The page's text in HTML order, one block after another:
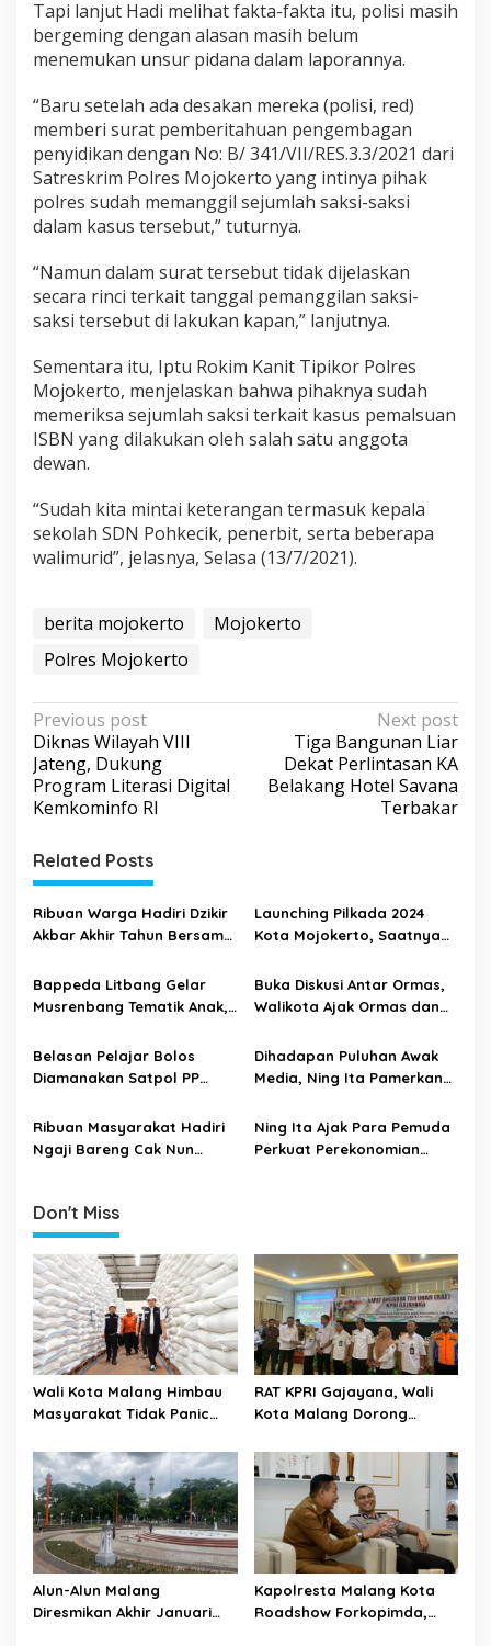
Tapi lanjut Hadi melihat fakta-fakta itu, polisi masih
bergeming dengan alasan masih belum
menemukan unsur pidana dalam laporannya.
“Baru setelah ada desakan mereka (polisi, red)
memberi surat pemberitahuan pengembagan
penyidikan dengan No: B/ 341/VII/RES.3.3/2021 dari
Satreskrim Polres Mojokerto yang intinya pihak
polres sudah memanggil sejumlah saksi-saksi
dalam kasus tersebut,” tuturnya.
“Namun dalam surat tersebut tidak dijelaskan
secara rinci terkait tanggal pemanggilan saksi-
saksi tersebut di lakukan kapan,” lanjutnya.
Sementara itu, Iptu Rokim Kanit Tipikor Polres
Mojokerto, menjelaskan bahwa pihaknya sudah
memeriksa sejumlah saksi terkait kasus pemalsuan
ISBN yang dilakukan oleh salah satu anggota
dewan.
“Sudah kita mintai keterangan termasuk kepala
sekolah SDN Pohkecik, penerbit, serta beberapa
walimurid”, jelasnya, Selasa (13/7/2021).
berita mojokerto
Mojokerto
Polres Mojokerto
P
o
s
t
n
a
v
i
a
i
o
n
Previous post
Diknas Wilayah VIII
Jateng, Dukung
Program Literasi Digital
Kemkominfo RI
Next post
Tiga Bangunan Liar
Dekat Perlintasan KA
Belakang Hotel Savana
Terbakar
Related Posts
Ribuan Warga Hadiri Dzikir
Akbar Akhir Tahun Bersama
Mojokerto
Launching Pilkada 2024
Kota Mojokerto, Saatnya
Memilih Pemimpin
Bappeda Litbang Gelar
Musrenbang Tematik Anak,
Disabilitas
Buka Diskusi Antar Ormas,
Walikota Ajak Ormas dan
Kondusifitas Pemilu
Serentak 2024
Belasan Pelajar Bolos
Diamanakan Satpol PP
Dihadapan Puluhan Awak
Media, Ning Ita Pamerkan
Kota Mojokerto
Ribuan Masyarakat Hadiri
Ngaji Bareng Cak Nun
Ning Ita Ajak Para Pemuda
Perkuat Perekonomian
Don't Miss
Wali Kota Malang Himbau
Masyarakat Tidak Panic
RAT KPRI Gajayana, Wali
Kota Malang Dorong
Kesejahteraan ASN
Alun-Alun Malang
Diresmikan Akhir Januari
Kapolresta Malang Kota
Roadshow Forkopimda,